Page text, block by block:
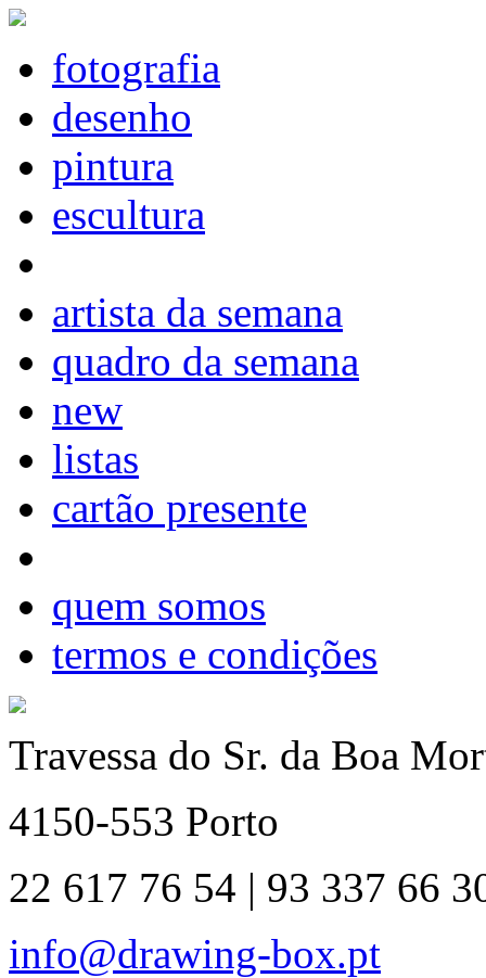
fotografia
desenho
pintura
escultura
artista da semana
quadro da semana
new
listas
cartão presente
quem somos
termos e condições
Travessa do Sr. da Boa
4150-553 Porto
22 617 76 54 | 93 337 66
info@drawing-box.pt